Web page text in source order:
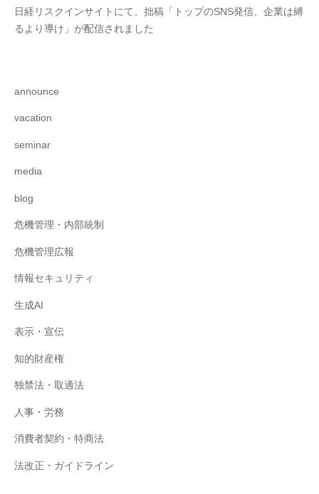
日経リスクインサイトにて、拙稿「トップのSNS発信、企業は縛
るより導け」が配信されました
announce
vacation
seminar
media
blog
危機管理・内部統制
危機管理広報
情報セキュリティ
生成AI
表示・宣伝
知的財産権
独禁法・取適法
人事・労務
消費者契約・特商法
法改正・ガイドライン